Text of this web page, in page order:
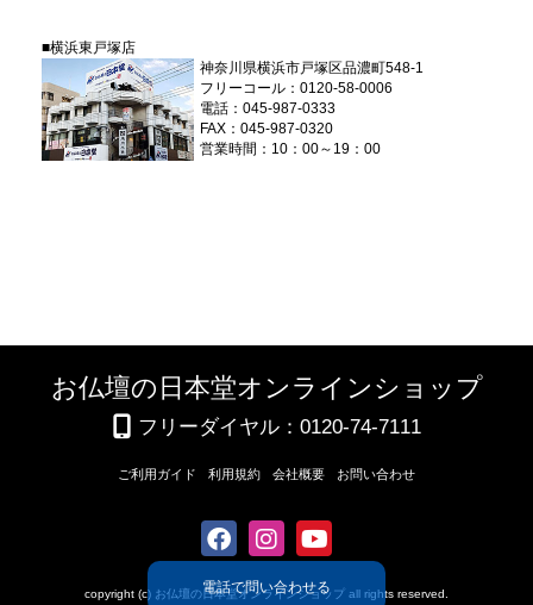
■横浜東戸塚店
神奈川県横浜市戸塚区品濃町548-1
フリーコール：0120-58-0006
電話：045-987-0333
FAX：045-987-0320
営業時間：10：00～19：00
電話で問い合わせる
お仏壇の日本堂オンラインショップ
フリーダイヤル：0120-74-7111
ご利用ガイド 利用規約 会社概要 お問い合わせ
copyright (c) お仏壇の日本堂オンラインショップ all rights reserved.